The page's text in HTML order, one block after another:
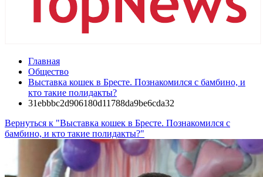
Главная
Общество
Выставка кошек в Бресте. Познакомился с бамбино, и
кто такие полидакты?
31ebbbc2d906180d11788da9be6cda32
Вернуться к "Выставка кошек в Бресте. Познакомился с
бамбино, и кто такие полидакты?"